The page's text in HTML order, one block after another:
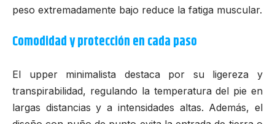
peso extremadamente bajo reduce la fatiga muscular.
Comodidad y protección en cada paso
El upper minimalista destaca por su ligereza y
transpirabilidad, regulando la temperatura del pie en
largas distancias y a intensidades altas. Además, el